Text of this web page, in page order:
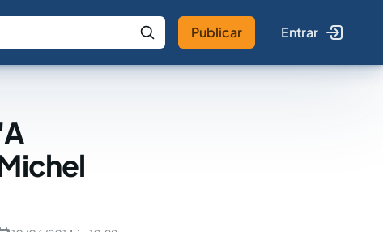
a IA Buscar no Jus
Publicar Entrar